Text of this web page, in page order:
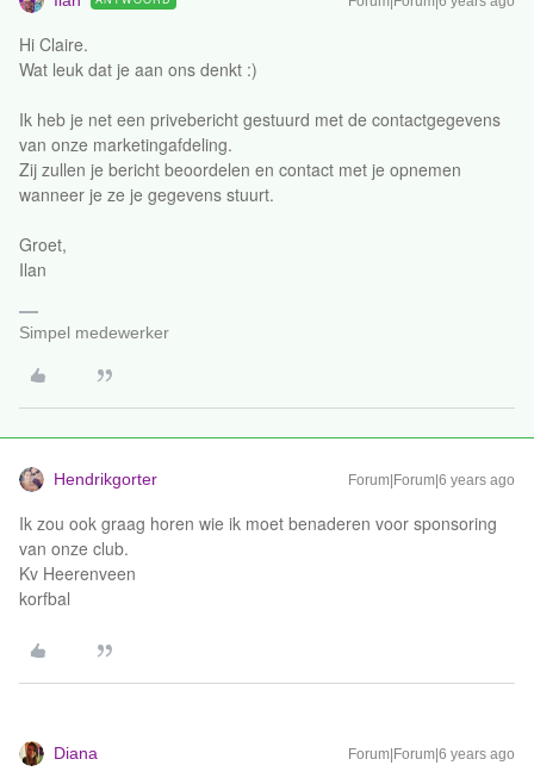
Hi Claire.
Wat leuk dat je aan ons denkt :)
Ik heb je net een privebericht gestuurd met de contactgegevens
van onze marketingafdeling.
Zij zullen je bericht beoordelen en contact met je opnemen
wanneer je ze je gegevens stuurt.
Groet,
Ilan
Simpel medewerker
Hendrikgorter Forum|Forum|6 years ago
Ik zou ook graag horen wie ik moet benaderen voor sponsoring
van onze club.
Kv Heerenveen
korfbal
Diana Forum|Forum|6 years ago